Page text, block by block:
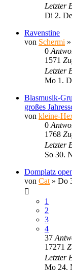
Letzter
Di 2.
Ravenstine
von Schermi »
0
1571
Letzter
Mo 1.
Blasmusik-
großes
von kleine-
0
1768
Letzter
So 30.
Domplatz
von Cat » Do
1
2
3
4
37
17271
Letzter
Mo 24.